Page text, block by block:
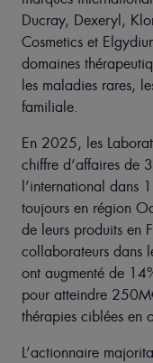
Ducray, Dexeryl,
Cosmetics et
domaines
les maladies rares,
familiale.
En 2025, les
chiffre d’affaires de
l’international dans
toujours en région
de leurs produits en
collaborateurs dans
ont augmenté de
pour atteindre
thérapies ciblées en
L’actionnaire